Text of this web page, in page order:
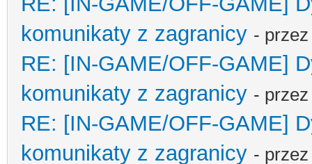
komunikaty z zagranicy -
RE: [IN-GAME/OFF-GAME]
komunikaty z zagranicy -
RE: [IN-GAME/OFF-GAME]
komunikaty z zagranicy -